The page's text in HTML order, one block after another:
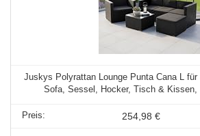
Juskys Polyrattan Lounge Punta Cana L
Sofa, Sessel, Hocker, Tisch & Kissen,
254,98 €